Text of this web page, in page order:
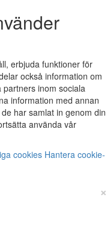
erbjuda funktioner för
också information om
inom sociala
information med annan
har samlat in genom din
använda vår
cookies Hantera cookie-
×